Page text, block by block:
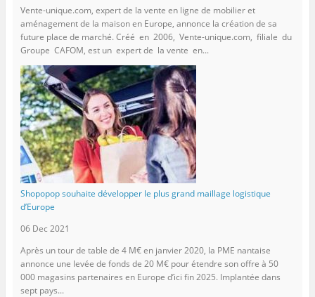
Vente-unique.com, expert de la vente en ligne de mobilier et
aménagement de la maison en Europe, annonce la création de sa
future place de marché. Créé en 2006, Vente-unique.com, filiale du
Groupe CAFOM, est un expert de la vente en...
Shopopop souhaite développer le plus grand maillage logistique
d’Europe
06 Dec 2021
Après un tour de table de 4 M€ en janvier 2020, la PME nantaise
annonce une levée de fonds de 20 M€ pour étendre son offre à 50
000 magasins partenaires en Europe d’ici fin 2025. Implantée dans
sept pays...